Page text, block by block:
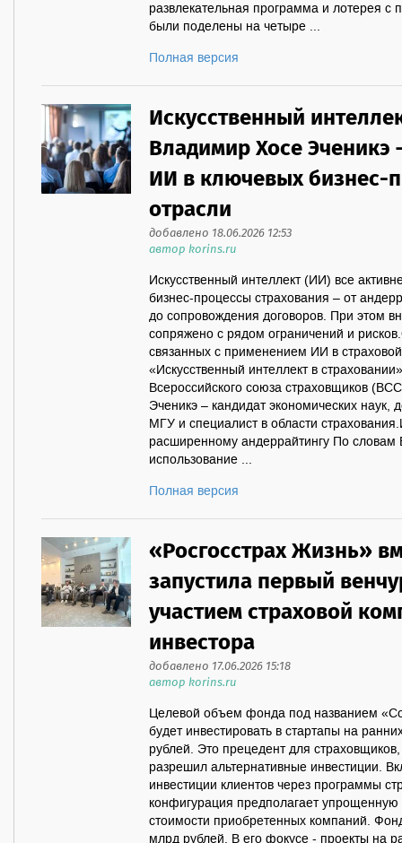
развлекательная программа и лотерея
были поделены на четыре ...
Полная версия
Искусственный
Владимир Хосе Эченикэ
ИИ в ключевых бизнес-
отрасли
добавлено 18.06.2026 12:53
автор korins.ru
Искусственный интеллект (ИИ) все
бизнес-процессы страхования – от
до сопровождения договоров. При этом
сопряжено с рядом ограничений и
связанных с применением ИИ в
«Искусственный интеллект в
Всероссийского союза страховщиков
Эченикэ – кандидат экономических наук,
МГУ и специалист в области
расширенному андеррайтингу По
использование ...
Полная версия
«Росгосстрах Жизнь»
запустила первый
участием страховой
инвестора
добавлено 17.06.2026 15:18
автор korins.ru
Целевой объем фонда под названием
будет инвестировать в стартапы на
рублей. Это прецедент для
разрешил альтернативные инвестиции.
инвестиции клиентов через программы
конфигурация предполагает упрощенную
стоимости приобретенных компаний.
млрд рублей. В его фокусе - проекты на